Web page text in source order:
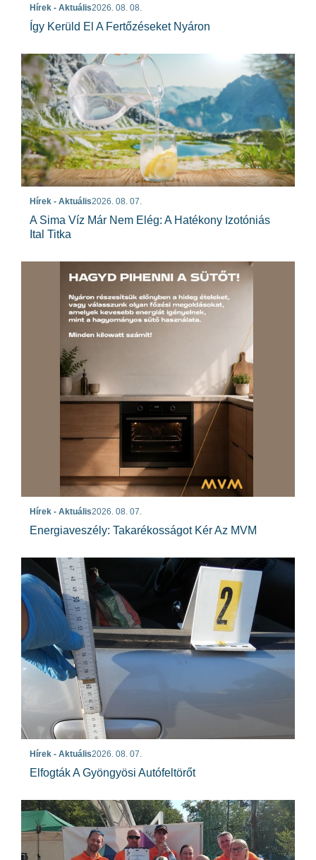
Hírek - Aktuális2026. 08. 08.
Így Kerüld El A Fertőzéseket Nyáron
Hírek - Aktuális2026. 08. 07.
A Sima Víz Már Nem Elég: A Hatékony Izotóniás
Ital Titka
Hírek - Aktuális2026. 08. 07.
Energiaveszély: Takarékosságot Kér Az MVM
Hírek - Aktuális2026. 08. 07.
Elfogták A Gyöngyösi Autófeltörőt